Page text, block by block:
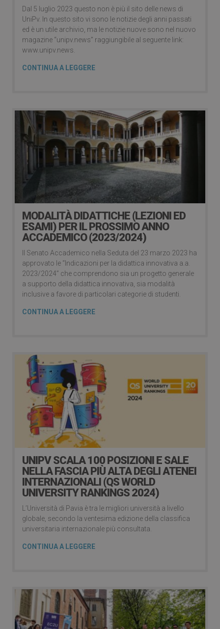
Dal 5 luglio 2023 questo non è più il sito delle news di
UniPv. In questo sito vi sono le notizie degli anni passati
ed è un utile archivio, ma le notizie nuove sono nel nuovo
magazine “unipv.news” raggiungibile al seguente link:
www.unipv.news.
CONTINUA A LEGGERE
MODALITÀ DIDATTICHE (LEZIONI ED
ESAMI) PER IL PROSSIMO ANNO
ACCADEMICO (2023/2024)
Il Senato Accademico nella Seduta del 23 marzo 2023 ha
approvato le “Indicazioni per la didattica innovativa a.a.
2023/2024” che comprendono sia un progetto generale
a supporto della didattica innovativa, sia modalità
inclusive a favore di particolari categorie di studenti.
CONTINUA A LEGGERE
UNIPV SCALA 100 POSIZIONI E SALE
NELLA FASCIA PIÙ ALTA DEGLI ATENEI
INTERNAZIONALI (QS WORLD
UNIVERSITY RANKINGS 2024)
L’Università di Pavia è tra le migliori università a livello
globale, secondo la ventesima edizione della classifica
universitaria internazionale più consultata.
CONTINUA A LEGGERE